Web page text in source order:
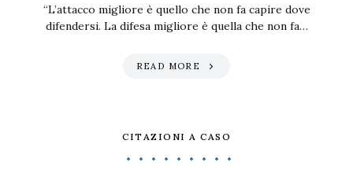
“L’attacco migliore è quello che non fa capire dove
difendersi. La difesa migliore è quella che non fa…
READ MORE
CITAZIONI A CASO